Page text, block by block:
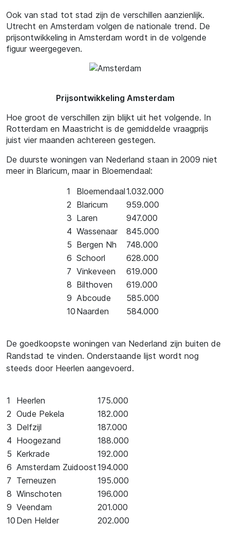
Ook van stad tot stad zijn de verschillen aanzienlijk.
Utrecht en Amsterdam volgen de nationale trend. De
prijsontwikkeling in Amsterdam wordt in de volgende
figuur weergegeven.
Prijsontwikkeling Amsterdam
Hoe groot de verschillen zijn blijkt uit het volgende. In
Rotterdam en Maastricht is de gemiddelde vraagprijs
juist vier maanden achtereen gestegen.
De duurste woningen van Nederland staan in 2009 niet
meer in Blaricum, maar in Bloemendaal:
1
Bloemendaal1.032.000
2 Blaricum
959.000
3 Laren
947.000
4 Wassenaar
845.000
5 Bergen Nh
748.000
6 Schoorl
628.000
7 Vinkeveen
619.000
8 Bilthoven
619.000
9 Abcoude
585.000
10 Naarden 584.000
De goedkoopste woningen van Nederland zijn buiten de
Randstad te vinden. Onderstaande lijst wordt nog
steeds door Heerlen aangevoerd.
1 Heerlen
175.000
2 Oude Pekela
182.000
3 Delfzijl
187.000
4 Hoogezand
188.000
5 Kerkrade
192.000
6 Amsterdam Zuidoost194.000
7 Terneuzen
195.000
8 Winschoten
196.000
9 Veendam
201.000
10 Den Helder 202.000